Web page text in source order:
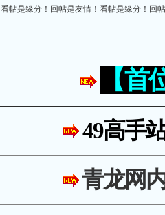
看帖是缘分！回帖是友情！看帖是缘分！回
【
49高手
青龙网